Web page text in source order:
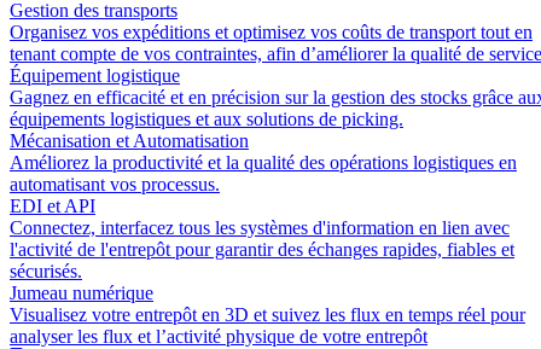
Gestion des transports
Organisez vos expéditions et optimisez vos coûts de transport tout en
tenant compte de vos contraintes, afin d’améliorer la qualité de
Équipement logistique
Gagnez en efficacité et en précision sur la gestion des stocks grâce
équipements logistiques et aux solutions de picking.
Mécanisation et Automatisation
Améliorez la productivité et la qualité des opérations logistiques en
automatisant vos processus.
EDI et API
Connectez, interfacez tous les systèmes d'information en lien avec
l'activité de l'entrepôt pour garantir des échanges rapides, fiables et
sécurisés.
Jumeau numérique
Visualisez votre entrepôt en 3D et suivez les flux en temps réel pour
analyser les flux et l’activité physique de votre entrepôt